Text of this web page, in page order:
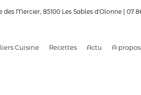
des Mercier, 85100 Les Sables d'Olonne | 07
Cuisine Recettes Actu A propos